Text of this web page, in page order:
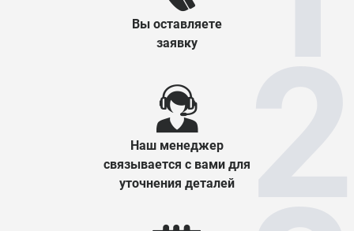
Вы оставляете
заявку
Наш менеджер
связывается с вами для
уточнения деталей